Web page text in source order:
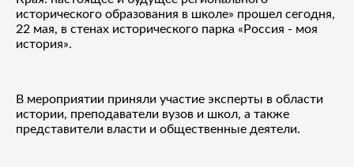
исторического образования в школе» прошел сегодня,
22 мая, в стенах исторического парка «Россия - моя
история».
В мероприятии приняли участие эксперты в области
истории, преподаватели вузов и школ, а также
представители власти и общественные деятели.